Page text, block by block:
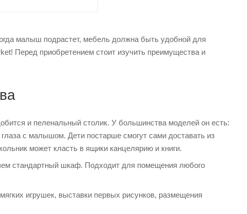
малыш подрастет, мебель должна быть удобной для
Перед приобретением стоит изучить преимущества и
и пеленальный столик. У большинства моделей он есть:
с малышом. Дети постарше смогут сами доставать из
может класть в ящики канцелярию и книги.
стандартный шкаф. Подходит для помещения любого
игрушек, выставки первых рисунков, размещения